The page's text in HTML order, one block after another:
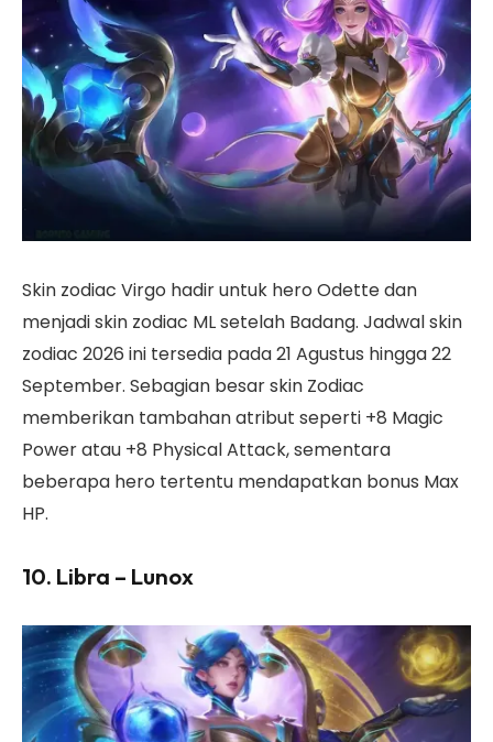
Skin zodiac Virgo hadir untuk hero Odette dan
menjadi skin zodiac ML setelah Badang. Jadwal skin
zodiac 2026 ini tersedia pada 21 Agustus hingga 22
September. Sebagian besar skin Zodiac
memberikan tambahan atribut seperti +8 Magic
Power atau +8 Physical Attack, sementara
beberapa hero tertentu mendapatkan bonus Max
HP.
10. Libra – Lunox